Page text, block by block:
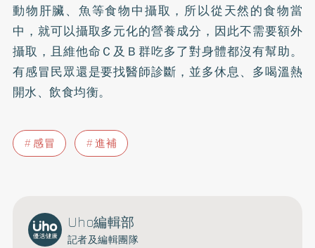
動物肝臟、魚等食物中攝取，所以從天然的食物當
中，就可以攝取多元化的營養成分，因此不需要額外
攝取，且維他命Ｃ及Ｂ群吃多了對身體都沒有幫助。
有感冒民眾還是要找醫師診斷，並多休息、多喝溫熱
開水、飲食均衡。
感冒 進補
Uho編輯部
記者及編輯團隊